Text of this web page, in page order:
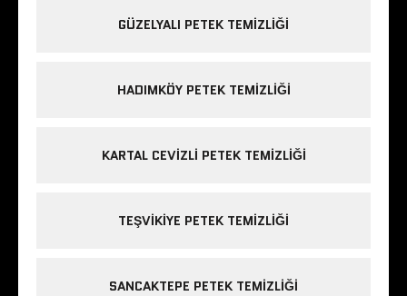
GÜZELYALI PETEK TEMIZLIĞI
HADIMKÖY PETEK TEMIZLIĞI
KARTAL CEVIZLI PETEK TEMIZLIĞI
TEŞVIKIYE PETEK TEMIZLIĞI
SANCAKTEPE PETEK TEMIZLIĞI